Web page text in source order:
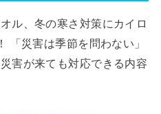
ル、冬の寒さ対策にカイロ
「災害は季節を問わない」
害が来ても対応できる内容